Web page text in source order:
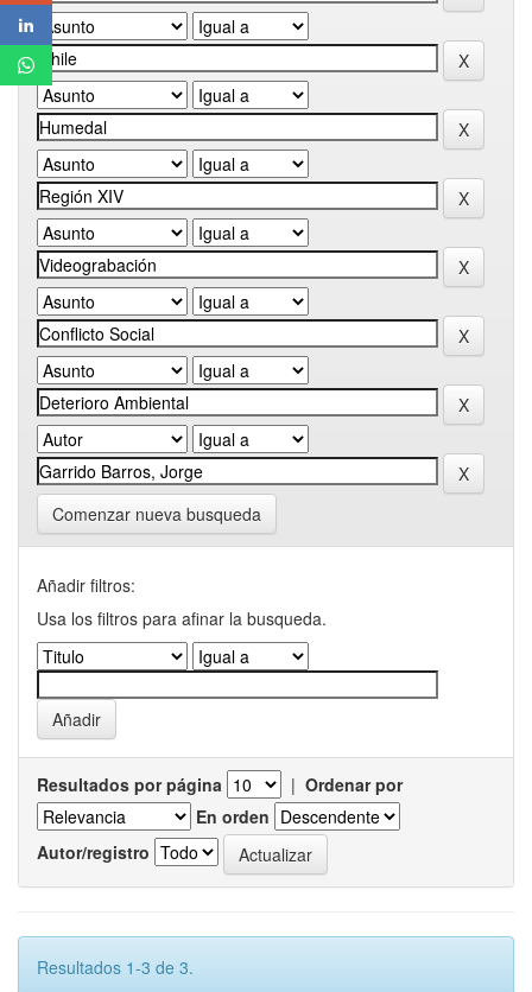
Comenzar nueva busqueda
Añadir filtros:
Usa los filtros para afinar la busqueda.
Resultados por página | Ordenar por
En orden
Autor/registro
Resultados 1-3 de 3.